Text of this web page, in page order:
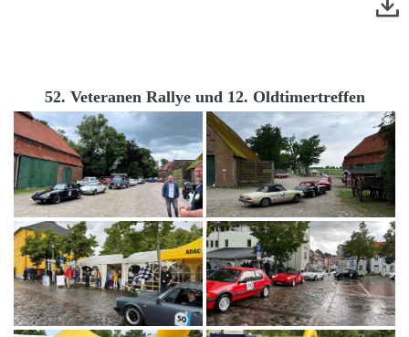
52. Veteranen Rallye und 12. Oldtimertreffen